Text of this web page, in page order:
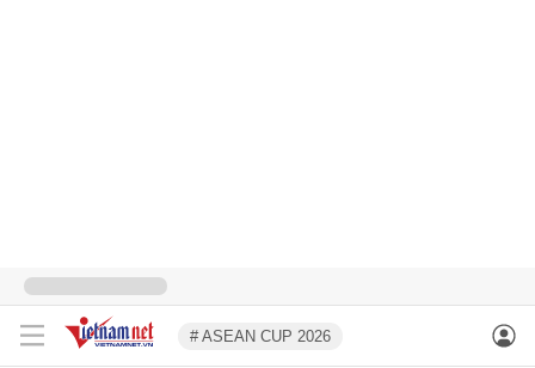
# ASEAN CUP 2026